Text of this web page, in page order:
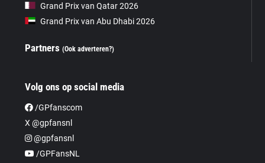
Grand Prix van Qatar 2026
Grand Prix van Abu Dhabi 2026
Partners(Ook adverteren?)
Volg ons op social media
/GPfanscom
X @gpfansnl
@gpfansnl
/GPFansNL